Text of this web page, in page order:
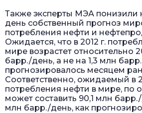
Также эксперты МЭА понизили
день собственный прогноз
потребления нефти и
Ожидается, что в 2012 г.
мире возрастет относительно
барр./день, а не на 1,3 млн
прогнозировалось месяцем
Соответственно, ожидаемый в
потребления нефти в мире, по
может составить 90,1 млн
млн барр./день, как